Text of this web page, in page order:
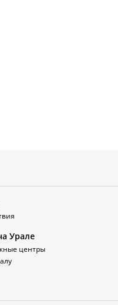
Урале
центры